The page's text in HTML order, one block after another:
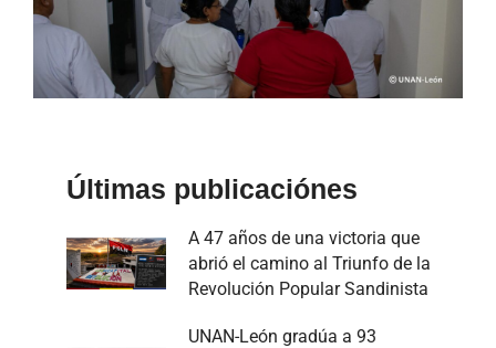
Últimas publicaciónes
A 47 años de una victoria que
abrió el camino al Triunfo de la
Revolución Popular Sandinista
UNAN-León gradúa a 93